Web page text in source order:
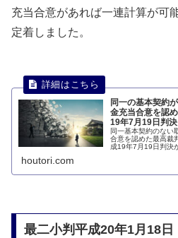
充当合意があれば一連計算が可
定着しました。
同一の基本契約
金充当合意を認
19年7月19日判決
同一基本契約のない
合意を認めた最高裁
成19年7月19日判決
houtori.com
最二小判平成20年1月18日